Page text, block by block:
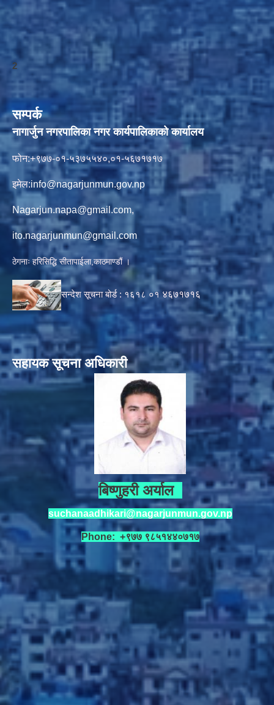
2
सम्पर्क
नागार्जुन नगरपालिका नगर कार्यपालिकाको कार्यालय
फोन:+९७७-०१-५३७५५४०,०१-५६७१७१७
इमेल:info@nagarjunmun.gov.np
Nagarjun.napa@gmail.com,
ito.nagarjunmun@gmail.com
ठेगनाः हरिसिद्धि सीतापाईला,काठमाण्डौं ।
सन्देश सूचना बोर्ड : १६१८ ०१४६७१७१६
सहायक सूचना अधिकारी
बिष्णुहरी अर्याल
suchanaadhikari@nagarjunmun.gov.np
Phone: +९७७ ९८५१४४०७१७